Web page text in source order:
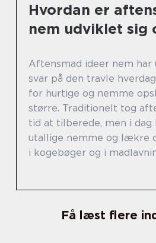
Hvordan er
nem udviklet sig
Aftensmad ideer nem har
svar på den travle
for hurtige og nemme
større. Traditionelt tog
tid at tilberede, men i dag
utallige nemme og lækre
i kogebøger og i
Få læst flere